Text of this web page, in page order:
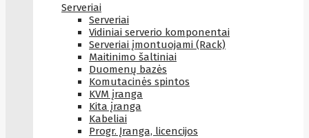
Serveriai
Serveriai
Vidiniai serverio komponentai
Serveriai įmontuojami (Rack)
Maitinimo šaltiniai
Duomenų bazės
Komutacinės spintos
KVM įranga
Kita įranga
Kabeliai
Progr. Įranga, licencijos